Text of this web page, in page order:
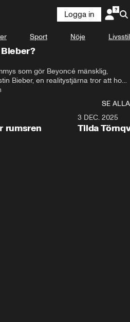
Logga in
Sport Nöje Livsstil
som gör Beyoncé mänsklig,
Bieber, en realitystjärna tror att hon
och det är kaos kring årets mest
Månsson och Markus Larsson.
SE ALLA
rumsren
3 DEC. 2025
Tilda